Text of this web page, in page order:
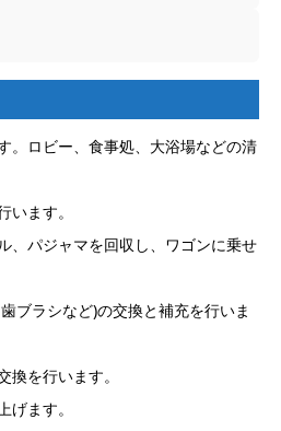
。ロビー、食事処、大浴場などの清
います。
、パジャマを回収し、ワゴンに乗せ
ブラシなど)の交換と補充を行いま
換を行います。
げます。